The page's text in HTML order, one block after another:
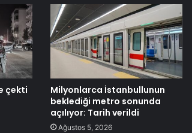
çekti
Milyonlarca İstanbullunun
beklediği metro sonunda
açılıyor: Tarih verildi
Ağustos 5, 2026